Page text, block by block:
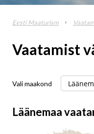
Eesti Maaturism
Vaatamist
Vali maakond
Läänemaa